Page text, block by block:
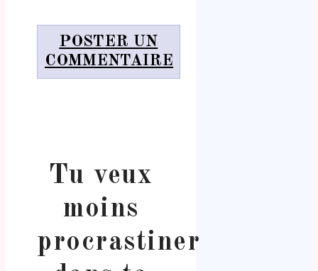
POSTER UN
COMMENTAIRE
Tu veux
moins
procrastiner